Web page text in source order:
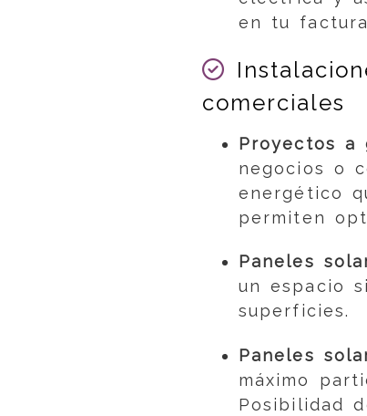
en tu
comerciales
Proyectos a
negocios o
energético
permiten
Paneles
un espacio
superficies.
Paneles
máximo
Posibilidad